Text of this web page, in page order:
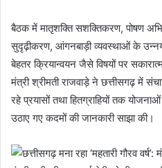
बैठक में मातृशक्ति सशक्तिकरण, पोषण
सुदृढ़ीकरण, आंगनबाड़ी व्यवस्थाओं के
बेहतर क्रियान्वयन जैसे विषयों पर
मंत्री श्रीमती राजवाड़े ने छत्तीसगढ़ में
रहे प्रयासों तथा हितग्राहियों तक
उठाए गए कदमों की जानकारी साझा की।